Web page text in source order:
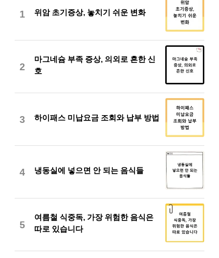
1 위암 초기증상, 놓치기 쉬운 변화
2
마그네슘 부족 증상, 의외로 흔한 신
호
3 하이패스 미납요금 조회와 납부 방법
4 냉동실에 넣으면 안 되는 음식들
5
여름철 식중독, 가장 위험한 음식은
따로 있습니다